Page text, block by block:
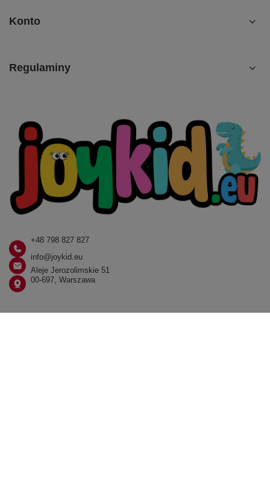
Konto
Regulaminy
+48 798 827 827
info@joykid.eu
Aleje Jerozolimskie 51
00-697, Warszawa